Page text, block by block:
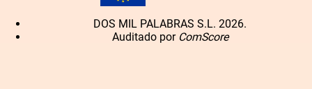
DOS MIL PALABRAS S.L. 2026.
Auditado por ComScore